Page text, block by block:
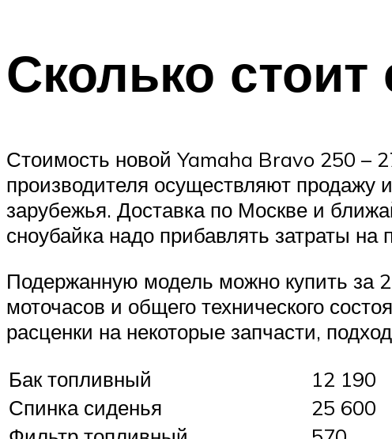
Сколько стоит
Стоимость новой Yamaha Bravo 250 –
производителя осуществляют продажу
зарубежья. Доставка по Москве и
сноубайка надо прибавлять затраты
Подержанную модель можно купить за
моточасов и общего технического
расценки на некоторые запчасти,
Бак топливный
12 190
Спинка сиденья
25 600